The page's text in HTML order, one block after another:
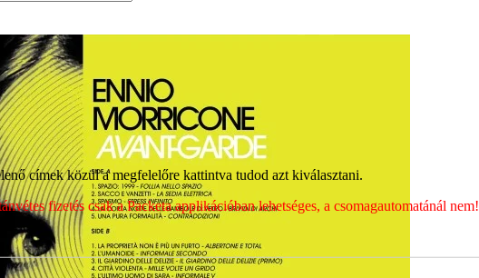
címek közül a megfelelőre kattintva tudod azt kiválasztani.
fizetés csak a Packeta applikációban lehetséges, a csomagautomatánál nem!